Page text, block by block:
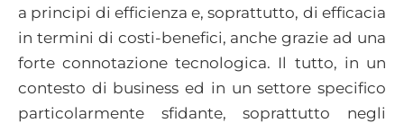
a principi di efficienza e, soprattutto, di efficacia
in termini di costi-benefici, anche grazie ad una
forte connotazione tecnologica. Il tutto, in un
contesto di business ed in un settore specifico
particolarmente sfidante, soprattutto negli